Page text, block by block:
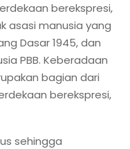
berekspresi,
asasi manusia yang
Dasar 1945, dan
PBB. Keberadaan
bagian dari
berekspresi,
sehingga